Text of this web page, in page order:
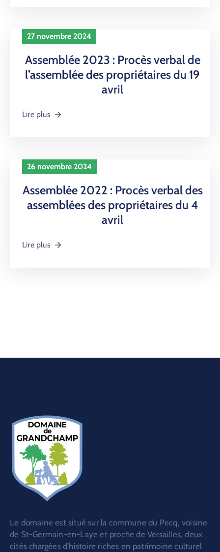
27 novembre 2024
Assemblée 2023 : Procès verbal de
l’assemblée des propriétaires du 19
avril
Lire plus
26 novembre 2024
Assemblée 2022 : Procès verbal des
assemblées des propriétaires du 4
avril
Lire plus
Le domaine est situé sur la commune du Pecq, voisine
de St-Germain-en-Laye et proche de Versailles, deux
cités chargées d’histoire riches en patrimoine culturel